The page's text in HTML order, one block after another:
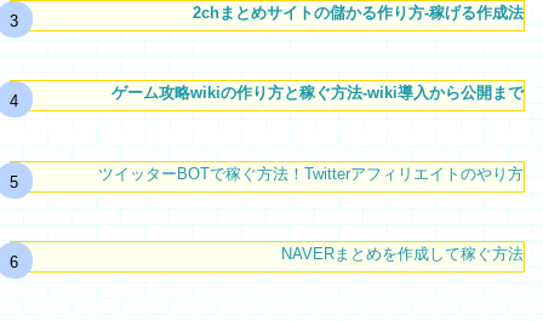
2chまとめサイトの儲かる作り方-稼げる作成法
ゲーム攻略wikiの作り方と稼ぐ方法-wiki導入から公開まで
ツイッターBOTで稼ぐ方法！Twitterアフィリエイトのやり方
NAVERまとめを作成して稼ぐ方法